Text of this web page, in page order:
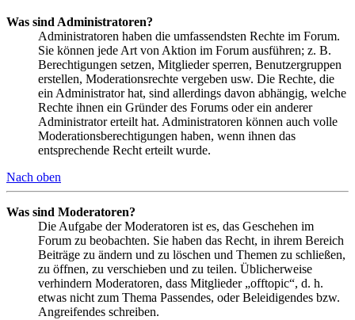
Was sind Administratoren?
Administratoren haben die umfassendsten Rechte im Forum.
Sie können jede Art von Aktion im Forum ausführen; z. B.
Berechtigungen setzen, Mitglieder sperren, Benutzergruppen
erstellen, Moderationsrechte vergeben usw. Die Rechte, die
ein Administrator hat, sind allerdings davon abhängig, welche
Rechte ihnen ein Gründer des Forums oder ein anderer
Administrator erteilt hat. Administratoren können auch volle
Moderationsberechtigungen haben, wenn ihnen das
entsprechende Recht erteilt wurde.
Nach oben
Was sind Moderatoren?
Die Aufgabe der Moderatoren ist es, das Geschehen im
Forum zu beobachten. Sie haben das Recht, in ihrem Bereich
Beiträge zu ändern und zu löschen und Themen zu schließen,
zu öffnen, zu verschieben und zu teilen. Üblicherweise
verhindern Moderatoren, dass Mitglieder „offtopic“, d. h.
etwas nicht zum Thema Passendes, oder Beleidigendes bzw.
Angreifendes schreiben.